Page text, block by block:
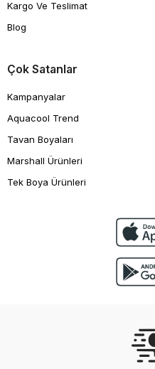
Kargo Ve Teslimat
Blog
Çok Satanlar
Kampanyalar
Aquacool Trend
Tavan Boyaları
Marshall Ürünleri
Tek Boya Ürünleri